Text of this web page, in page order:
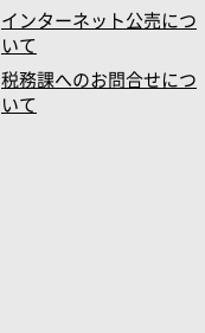
インターネット公売につ
いて
税務課へのお問合せにつ
いて